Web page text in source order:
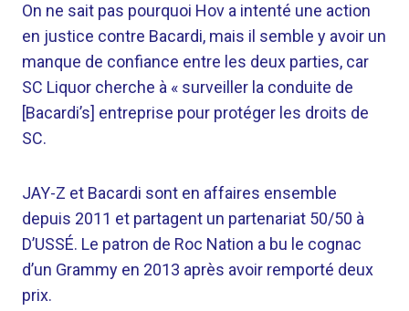
On ne sait pas pourquoi Hov a intenté une action
en justice contre Bacardi, mais il semble y avoir un
manque de confiance entre les deux parties, car
SC Liquor cherche à « surveiller la conduite de
[Bacardi’s] entreprise pour protéger les droits de
SC.
JAY-Z et Bacardi sont en affaires ensemble
depuis 2011 et partagent un partenariat 50/50 à
D’USSÉ. Le patron de Roc Nation a bu le cognac
d’un Grammy en 2013 après avoir remporté deux
prix.